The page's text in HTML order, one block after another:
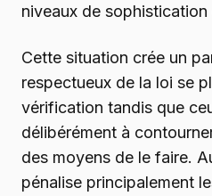
niveaux de sophistication
Cette situation crée un
respectueux de la loi se
vérification tandis que
délibérément à
des moyens de le faire.
pénalise principalement